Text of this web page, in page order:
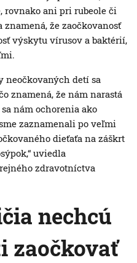
rovnako ani pri rubeole či
že zaočkovanosť
výskytu vírusov a baktérií,
neočkovaných detí sa
znamená, že nám narastá
nám ochorenia ako
zaznamenali po veľmi
dieťaťa na záškrt
uviedla
zdravotníctva
nechcú
zaočkovať